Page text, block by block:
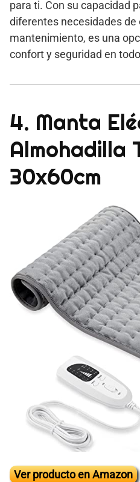
para ti. Con su capacidad
diferentes necesidades de
mantenimiento, es una
confort y seguridad en
4. Manta
Almohadilla
30x60cm
Ver producto en Amazon